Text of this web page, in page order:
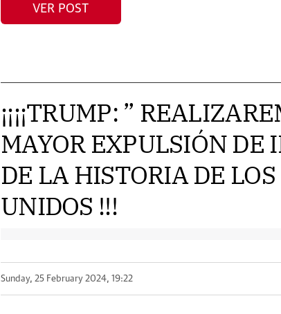
VER POST
¡¡¡¡TRUMP: ”
MAYOR EXPULSIÓN DE
DE LA HISTORIA DE
UNIDOS !!!
Sunday, 25 February 2024, 19:22